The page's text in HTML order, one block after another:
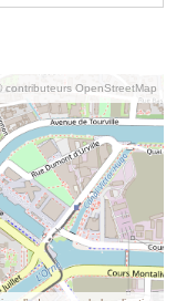
contributeurs OpenStreetMap